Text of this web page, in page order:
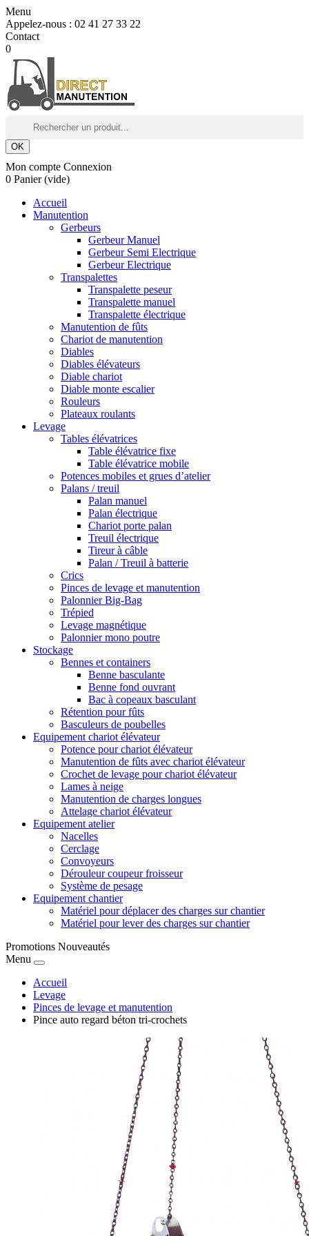
Menu
Appelez-nous : 02 41 27 33 22
Contact
0
OK
Mon compte Connexion
0 Panier (vide)
Accueil
Manutention
Gerbeurs
Gerbeur Manuel
Gerbeur Semi Electrique
Gerbeur Electrique
Transpalettes
Transpalette peseur
Transpalette manuel
Transpalette électrique
Manutention de fûts
Chariot de manutention
Diables
Diables élévateurs
Diable chariot
Diable monte escalier
Rouleurs
Plateaux roulants
Levage
Tables élévatrices
Table élévatrice fixe
Table élévatrice mobile
Potences mobiles et grues d’atelier
Palans / treuil
Palan manuel
Palan électrique
Chariot porte palan
Treuil électrique
Tireur à câble
Palan / Treuil à batterie
Crics
Pinces de levage et manutention
Palonnier Big-Bag
Trépied
Levage magnétique
Palonnier mono poutre
Stockage
Bennes et containers
Benne basculante
Benne fond ouvrant
Bac à copeaux basculant
Rétention pour fûts
Basculeurs de poubelles
Equipement chariot élévateur
Potence pour chariot élévateur
Manutention de fûts avec chariot élévateur
Crochet de levage pour chariot élévateur
Lames à neige
Manutention de charges longues
Attelage chariot élévateur
Equipement atelier
Nacelles
Cerclage
Convoyeurs
Dérouleur coupeur froisseur
Système de pesage
Equipement chantier
Matériel pour déplacer des charges sur chantier
Matériel pour lever des charges sur chantier
Promotions Nouveautés
Menu
Accueil
Levage
Pinces de levage et manutention
Pince auto regard béton tri-crochets